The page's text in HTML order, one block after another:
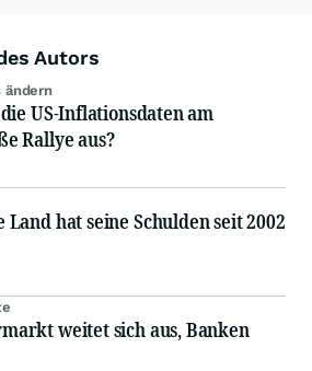
Autors
ändern
US-Inflationsdaten am
Rallye aus?
Land hat seine Schulden seit 2002
weitet sich aus, Banken